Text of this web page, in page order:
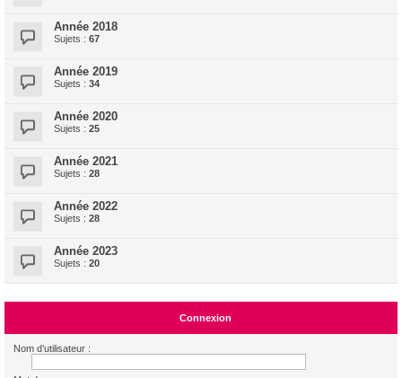
Année 2018
Sujets : 67
Année 2019
Sujets : 34
Année 2020
Sujets : 25
Année 2021
Sujets : 28
Année 2022
Sujets : 28
Année 2023
Sujets : 20
Connexion
Nom d’utilisateur :